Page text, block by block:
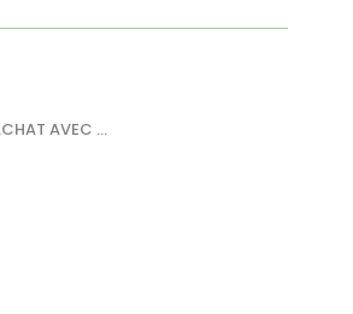
AVEC ...